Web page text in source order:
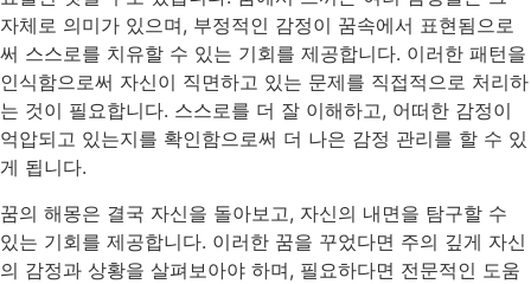
자체로 의미가 있으며, 부정적인 감정이 꿈속에서 표현됨으로
써 스스로를 치유할 수 있는 기회를 제공합니다. 이러한 패턴을
인식함으로써 자신이 직면하고 있는 문제를 직접적으로 처리하
는 것이 필요합니다. 스스로를 더 잘 이해하고, 어떠한 감정이
억압되고 있는지를 확인함으로써 더 나은 감정 관리를 할 수 있
게 됩니다.
꿈의 해몽은 결국 자신을 돌아보고, 자신의 내면을 탐구할 수
있는 기회를 제공합니다. 이러한 꿈을 꾸었다면 주의 깊게 자신
의 감정과 상황을 살펴보아야 하며, 필요하다면 전문적인 도움